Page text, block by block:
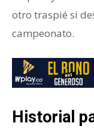
otro traspié si
campeonato.
Historial